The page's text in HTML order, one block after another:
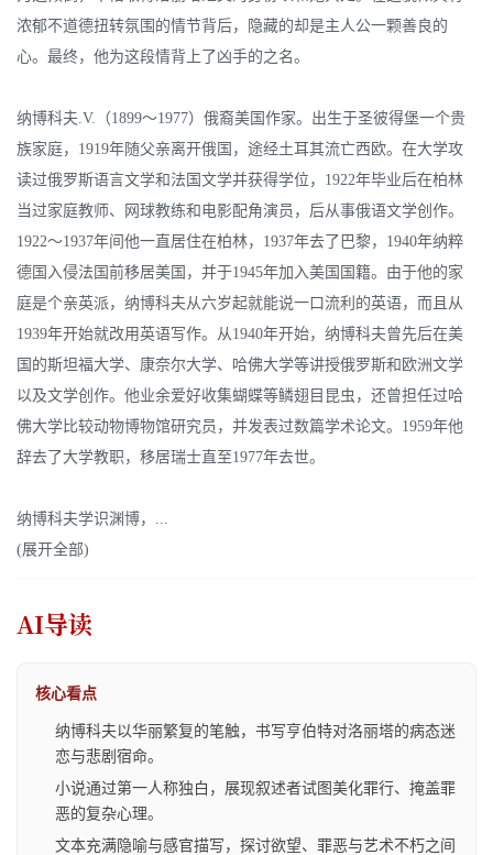
浓郁不道德扭转氛围的情节背后，隐藏的却是主人公一颗善良的
心。最终，他为这段情背上了凶手的之名。
纳博科夫.V.（1899～1977）俄裔美国作家。出生于圣彼得堡一个贵
族家庭，1919年随父亲离开俄国，途经土耳其流亡西欧。在大学攻
读过俄罗斯语言文学和法国文学并获得学位，1922年毕业后在柏林
当过家庭教师、网球教练和电影配角演员，后从事俄语文学创作。
1922～1937年间他一直居住在柏林，1937年去了巴黎，1940年纳粹
德国入侵法国前移居美国，并于1945年加入美国国籍。由于他的家
庭是个亲英派，纳博科夫从六岁起就能说一口流利的英语，而且从
1939年开始就改用英语写作。从1940年开始，纳博科夫曾先后在美
国的斯坦福大学、康奈尔大学、哈佛大学等讲授俄罗斯和欧洲文学
以及文学创作。他业余爱好收集蝴蝶等鳞翅目昆虫，还曾担任过哈
佛大学比较动物博物馆研究员，并发表过数篇学术论文。1959年他
纳博科夫学识渊博，...
(展开全部)
AI导读
核心看点
纳博科夫以华丽繁复的笔触，书写亨伯特对洛丽塔的病态迷
恋与悲剧宿命。
小说通过第一人称独白，展现叙述者试图美化罪行、掩盖罪
恶的复杂心理。
文本充满隐喻与感官描写，探讨欲望、罪恶与艺术不朽之间